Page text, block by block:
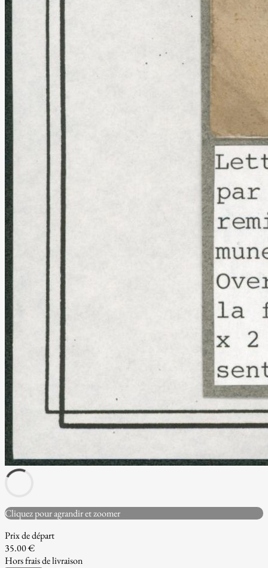
Cliquez pour agrandir et zoomer
Prix de départ
35.00 €
Hors frais de livraison